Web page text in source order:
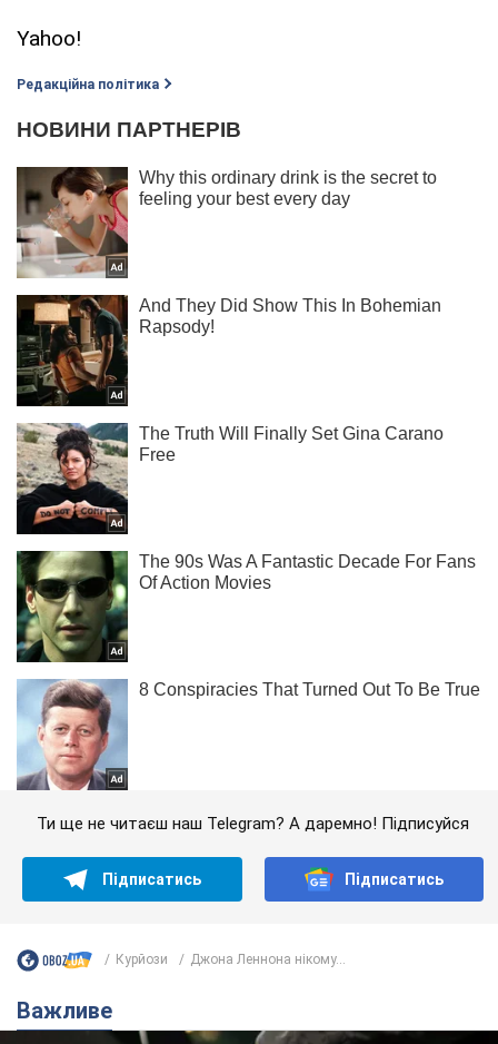
Yahoo!
Редакційна політика
Ти ще не читаєш наш Telegram? А даремно! Підписуйся
Підписатись Підписатись
Курйози Джона Леннона нікому...
Важливе